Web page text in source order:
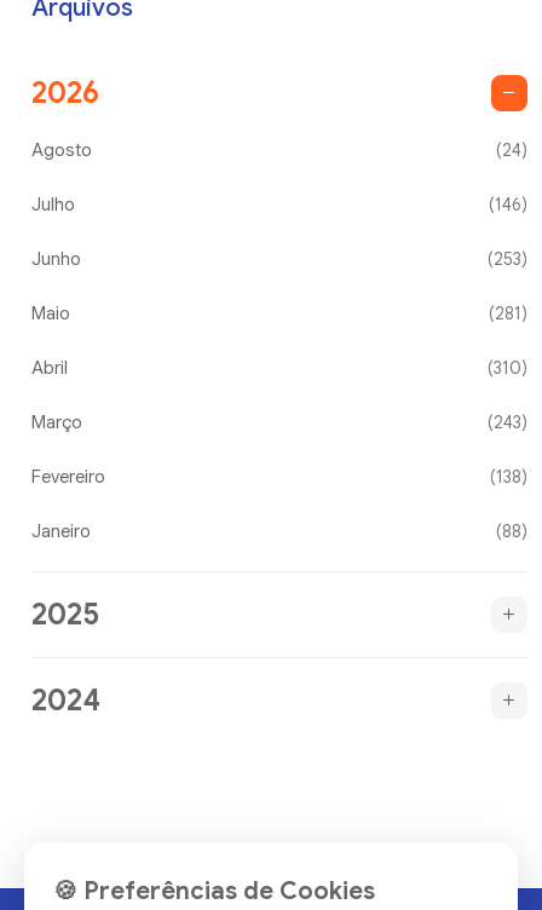
Arquivos
2026
Agosto (24)
Julho (146)
Junho (253)
Maio (281)
Abril (310)
Março (243)
Fevereiro (138)
Janeiro (88)
2025
2024
🍪 Preferências de Cookies